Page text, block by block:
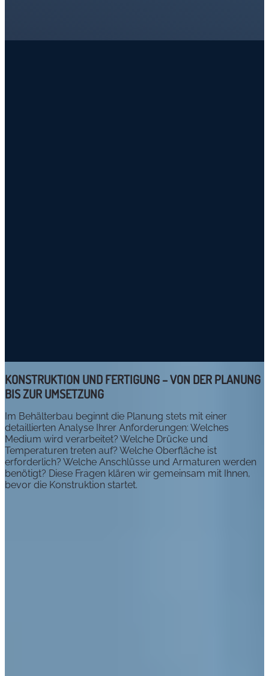
KONSTRUKTION UND FERTIGUNG – VON DER PLANUNG
BIS ZUR UMSETZUNG
Im Behälterbau beginnt die Planung stets mit einer
detaillierten Analyse Ihrer Anforderungen: Welches
Medium wird verarbeitet? Welche Drücke und
Temperaturen treten auf? Welche Oberfläche ist
erforderlich? Welche Anschlüsse und Armaturen werden
benötigt? Diese Fragen klären wir gemeinsam mit Ihnen,
bevor die Konstruktion startet.